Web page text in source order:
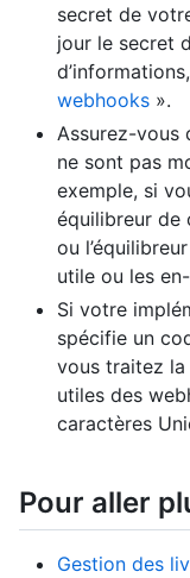
secret de
jour le secret
webhooks ».
Assurez-vous
ne sont pas
exemple, si
équilibreur de
ou
utile ou les
Si votre
spécifie un
vous traitez la
utiles des
caractères
Pour aller
Gestion des